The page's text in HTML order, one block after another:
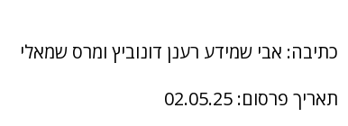
כתיבה: אבי שמידע רענן דונוביץ ומרס שמאלי
תאריך פרסום: 02.05.25